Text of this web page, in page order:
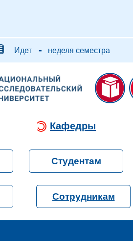
Идет - неделя семестра
Кафедры
Студентам
Сотрудникам